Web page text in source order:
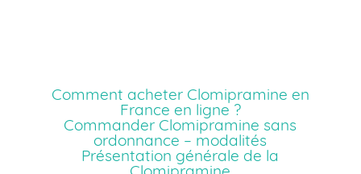
Comment acheter Clomipramine en
France en ligne ?
Commander Clomipramine sans
ordonnance – modalités
Présentation générale de la